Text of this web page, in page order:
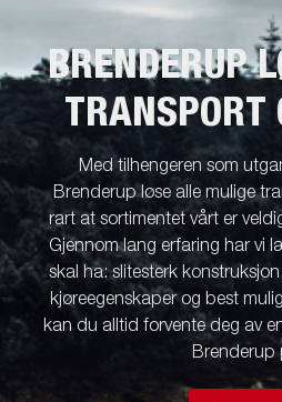
BRENDERUP
TRANSPORT
Med tilhengeren som
Brenderup løse alle mulige
rart at sortimentet vårt er
Gjennom lang erfaring har vi
skal ha: slitesterk
kjøreegenskaper og best
kan du alltid forvente deg av
Brenderup